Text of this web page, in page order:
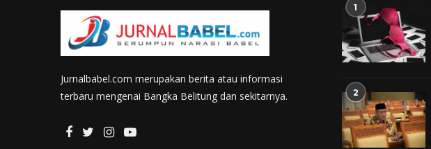
Jurnalbabel.com merupakan berita atau informasi
terbaru mengenai Bangka Belitung dan sekitarnya.
1
2